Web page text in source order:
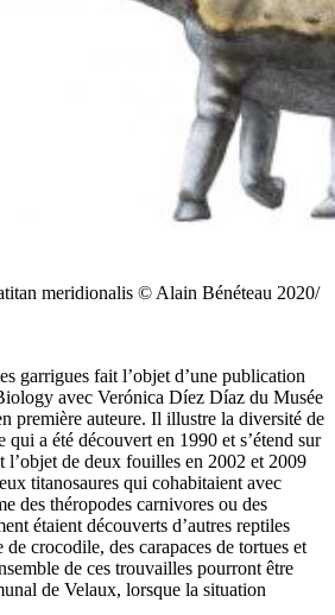
meridionalis © Alain Bénéteau 2020/
garrigues fait l’objet d’une publication
avec Verónica Díez Díaz du Musée
première auteure. Il illustre la diversité de
a été découvert en 1990 et s’étend sur
l’objet de deux fouilles en 2002 et 2009
titanosaures qui cohabitaient avec
des théropodes carnivores ou des
étaient découverts d’autres reptiles
crocodile, des carapaces de tortues et
de ces trouvailles pourront être
de Velaux, lorsque la situation